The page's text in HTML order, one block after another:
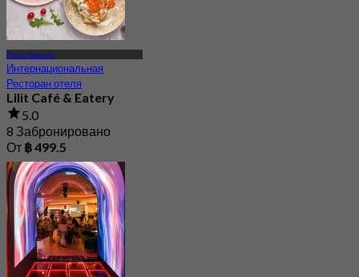
Пхра Накхон
Интернациональная
Ресторан отеля
Lilit Café & Eatery
5.0
8 Забронировано
От ฿ 499.5